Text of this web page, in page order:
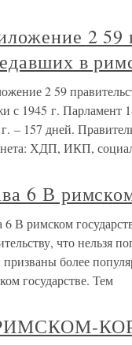
2 59
в
2 59
с 1945 г. Парламент
– 157 дней.
ХДП, ИКП,
6 В
6 В римском
что нельзя
более
государстве. Тем